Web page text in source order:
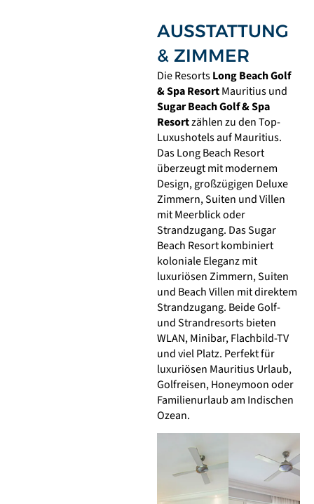
AUSSTATTUNG
& ZIMMER
Die ResortsLong Beach Golf
& Spa ResortMauritius und
Sugar Beach Golf & Spa
Resortzählen zu den Top-
Luxushotels aufMauritius.
Das Long Beach Resort
überzeugt mit modernem
Design, großzügigen Deluxe
Zimmern, Suiten und Villen
mit Meerblick oder
Strandzugang. Das Sugar
Beach Resort kombiniert
koloniale Eleganz mit
luxuriösen Zimmern, Suiten
und Beach Villen mit direktem
Strandzugang. Beide Golf-
und Strandresorts bieten
WLAN, Minibar, Flachbild-TV
und viel Platz. Perfekt für
luxuriösen Mauritius Urlaub,
Golfreisen, Honeymoon oder
Familienurlaub am Indischen
Ozean.